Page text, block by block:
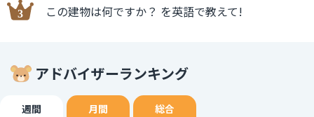
この建物は何ですか？ を英語で教えて!
アドバイザーランキング
週間 月間 総合